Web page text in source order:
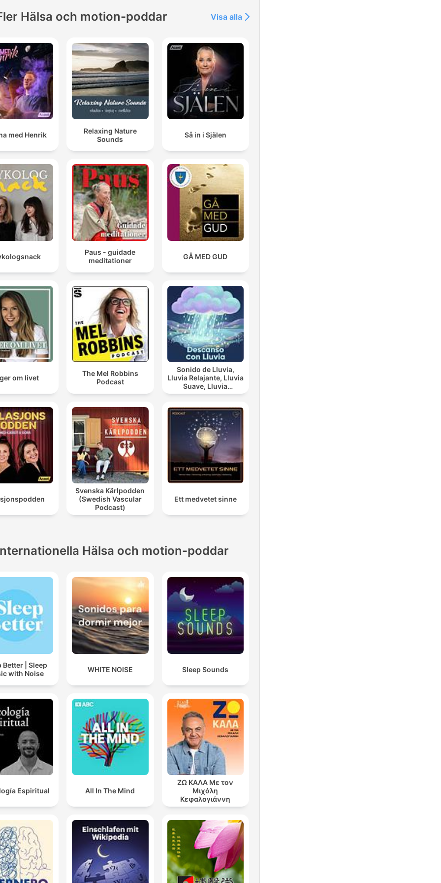
Hälsa och motion-poddar Visa alla
med Henrik
Relaxing Nature
Sounds
Så in i Själen
Paus - guidade
meditationer
GÅ MED GUD
om livet
The Mel Robbins
Podcast
Sonido de Lluvia,
Lluvia Relajante, Lluvia
Suave, Lluvia
Nocturna, Descanso
Svenska Kärlpodden
(Swedish Vascular
Podcast)
Ett medvetet sinne
Hälsa och motion-poddar
Better | Sleep
with Noise
WHITE NOISE Sleep Sounds
Espiritual All In The Mind
ΖΩ ΚΑΛΑ Με τον
Μιχάλη
Κεφαλογιάννη